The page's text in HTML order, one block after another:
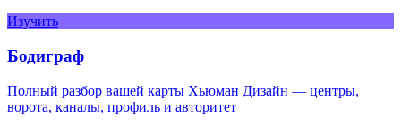
Изучить
Бодиграф
Полный разбор вашей карты Хьюман Дизайн — центры,
ворота, каналы, профиль и авторитет